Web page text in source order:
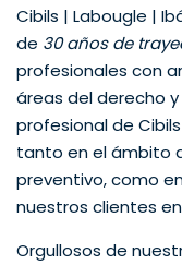
Cibils | Labougle |
de 30 años de
profesionales con
áreas del derecho
profesional de
tanto en el ámbito
preventivo, como
nuestros clientes
Orgullosos de